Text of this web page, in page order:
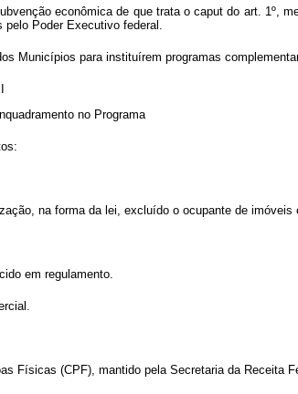
econômica de que trata ocaputdo art. 1º,
Poder Executivo federal.
Municípios para instituírem programas
no Programa
na forma da lei, excluído o ocupante de
em regulamento.
Físicas (CPF), mantido pela Secretaria da Receita